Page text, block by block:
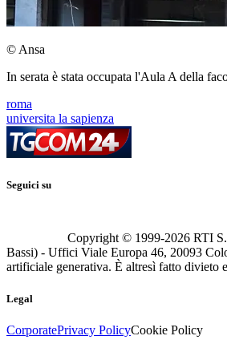
© Ansa
In serata è stata occupata l'Aula A della
roma
universita la sapienza
Seguici su
Copyright © 1999-2026 RTI
Bassi) - Uffici Viale Europa 46, 20093
artificiale generativa. È altresì fatto divieto
Legal
CorporatePrivacy PolicyCookie Policy